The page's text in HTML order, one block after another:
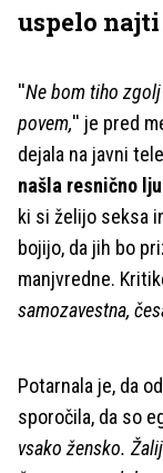
uspelo najti
''Ne bom tiho
povem,'' je pred
dejala na javni
našla resnično
ki si želijo seksa
bojijo, da jih bo
manjvredne.
samozavestna,
Potarnala je, da
sporočila, da so
vsako žensko.